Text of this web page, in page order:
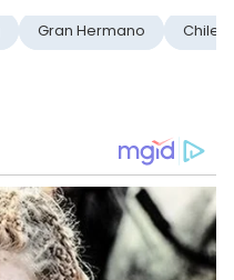
Gran Hermano Chile